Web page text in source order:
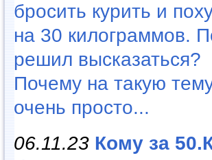
бросить курить и
на 30 килограммов.
решил высказаться?
Почему на такую
очень просто...
06.11.23 Кому за